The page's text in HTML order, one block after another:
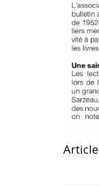
Article